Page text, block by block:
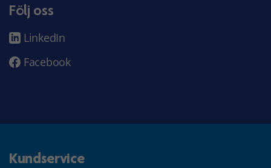
Följ oss
LinkedIn
Facebook
Kundservice